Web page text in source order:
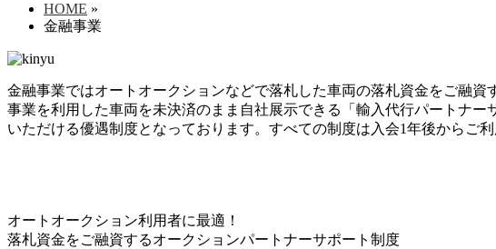
HOME »
金融事業
金融事業ではオートオークションなどで落札した車両の落札資金をご融
事業を利用した車両を未決済のまま自社展示できる「輸入代行パートナ
いただける優遇制度となっております。すべての制度は入会1年後からご利
オートオークション利用者に最適！
落札資金をご融資するオークションパートナーサポート制度